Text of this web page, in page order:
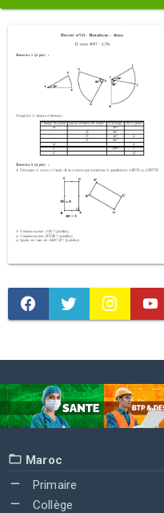
Maroc
Primaire
Collège